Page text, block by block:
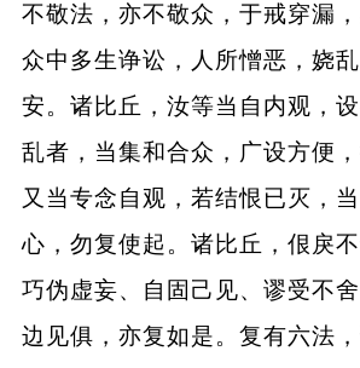
不敬法，亦不敬众，于戒穿漏
众中多生诤讼，人所憎恶，娆
安。诸比丘，汝等当自内观，
乱者，当集和合众，广设方便
又当专念自观，若结恨已灭，
心，勿复使起。诸比丘，佷戾不
巧伪虚妄、自固己见、谬受不
边见俱，亦复如是。复有六法，